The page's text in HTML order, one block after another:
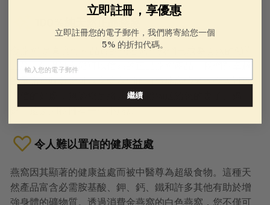
金燕窩 是真實性和品質的代名詞。我們已成為美國的領導
品牌，只提供家庭可以信賴的正品燕窩產品。我們對卓越
的承諾意味著您可以享受我們的白色燕窩帶來的令人難以
置信的好處，無論您是將其作為禮物送給您的妻子、媽
媽，還是期待擁有一個小燕窩。
令人難以置信的健康益處
燕窩因其顯著的健康益處而被中醫尊為超級食物。這種天
然產品富含必需胺基酸、鉀、鈣、鐵和許多其他有助於增
強身體的礦物質。透過消費金燕窩的白色燕窩，您不僅可
立即註冊，享優惠
立即註冊您的電子郵件，我們將寄給您一個
5% 的折扣代碼。
電子郵件
繼續